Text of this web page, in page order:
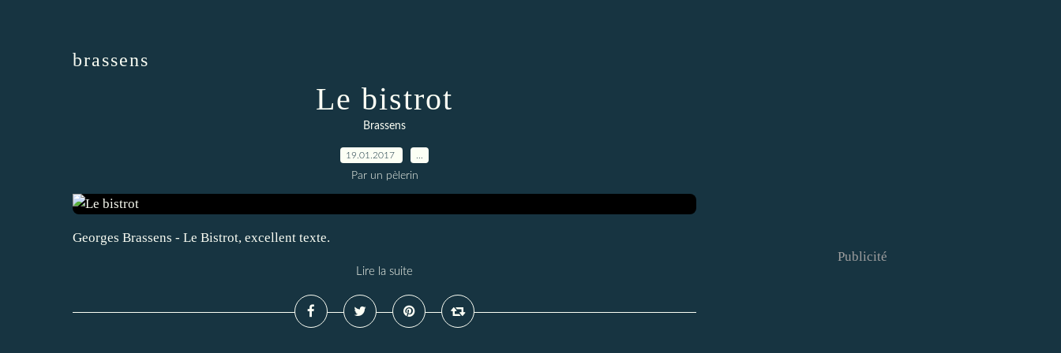
brassens
Le bistrot
Brassens
19.01.2017
Par un pèlerin
Georges Brassens - Le Bistrot, excellent texte.
Lire la suite
Publicité